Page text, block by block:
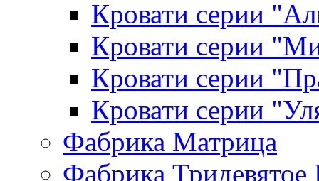
Кровати серии
Кровати серии
Кровати серии
Кровати серии
Фабрика Матрица
Фабрика Тридевятое